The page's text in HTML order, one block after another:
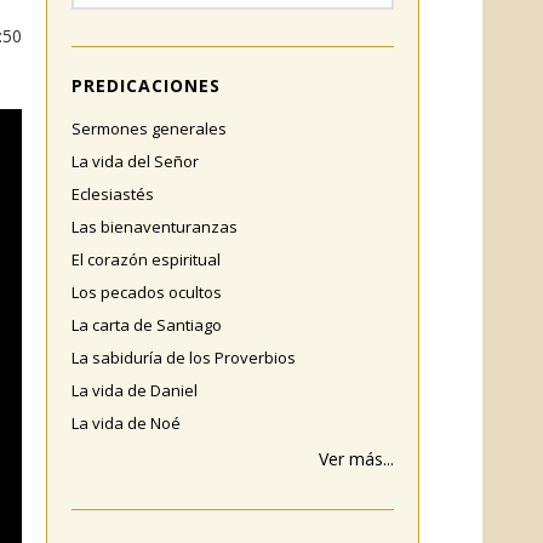
PREDICACIONES
Sermones generales
La vida del Señor
Eclesiastés
Las bienaventuranzas
El corazón espiritual
Los pecados ocultos
La carta de Santiago
La sabiduría de los Proverbios
La vida de Daniel
La vida de Noé
Ver más...